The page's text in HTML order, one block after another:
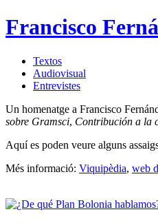
Francisco
Textos
Audiovisual
Entrevistes
Un homenatge a Francisco
sobre Gramsci, Contribución a la
Aquí es poden veure alguns
Més informació: Viquipèdia, web